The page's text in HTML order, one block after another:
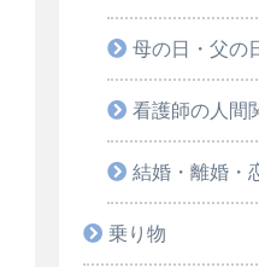
母の日・父の
看護師の人間
結婚・離婚・
乗り物